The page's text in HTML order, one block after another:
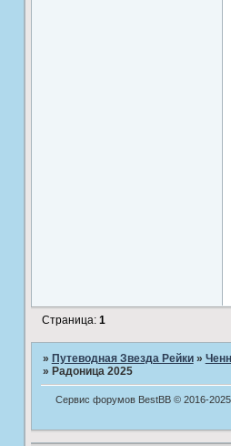
Страница: 1
» Путеводная Звезда Рейки »
» Радоница 2025
Сервис форумов BestBB © 2016-